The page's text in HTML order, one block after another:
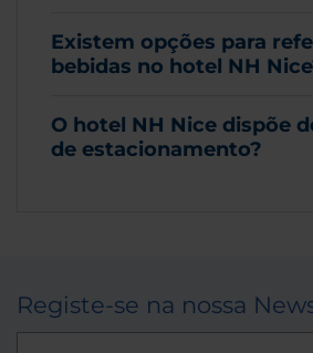
Existem opções para
bebidas no hotel NH
O hotel NH Nice dispõe
de estacionamento?
Registe-se na nossa